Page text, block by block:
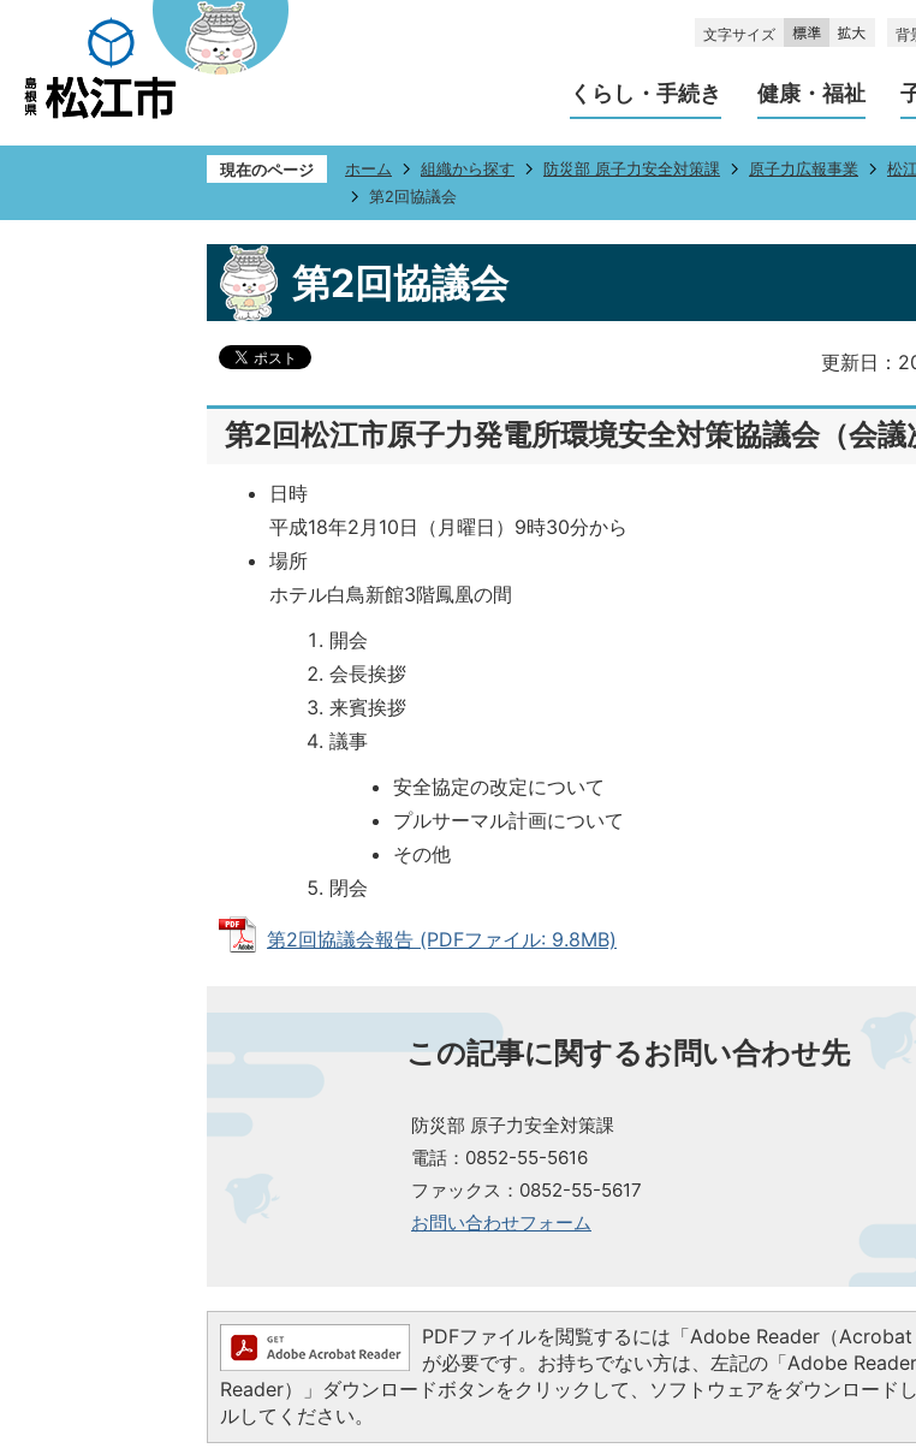
文字サイズ 背
くらし・手続き 健康・福祉
現在のページ ホーム 組織から探す 防災部 原子力安全対策課 原子力広報事業 松
第2回協議会
第2回協議会
更新日：
第2回松江市原子力発電所環境安全対策協議会（会議
日時
平成18年2月10日（月曜日）9時30分から
場所
ホテル白鳥新館3階鳳凰の間
開会
会長挨拶
来賓挨拶
議事
安全協定の改定について
プルサーマル計画について
その他
閉会
第2回協議会報告 (PDFファイル: 9.8MB)
この記事に関するお問い合わせ先
防災部 原子力安全対策課
電話：0852-55-5616
ファックス：0852-55-5617
お問い合わせフォーム
PDFファイルを閲覧するには「Adobe Reader（Acrobat
が必要です。お持ちでない方は、左記の「Adobe
Reader）」ダウンロードボタンをクリックして、ソフトウェアをダウンロード
ルしてください。